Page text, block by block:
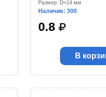
Размер: D=14 мм
Наличие: 300
0.8
В